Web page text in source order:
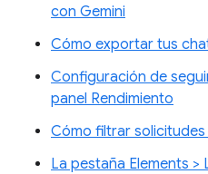
con Gemini
Cómo exportar tus
Configuración de
panel Rendimiento
Cómo filtrar
La pestaña Elements >